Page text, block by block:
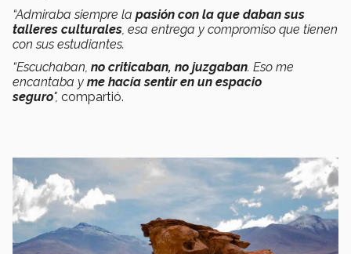
“Admiraba siempre la pasión con la que daban sus
talleres culturales , esa entrega y compromiso que tienen
con sus estudiantes.
“Escuchaban, no criticaban, no juzgaban. Eso me
encantaba y me hacía sentir en un espacio
seguro", compartió.